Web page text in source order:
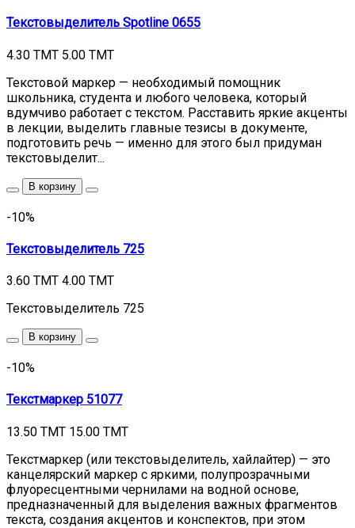
Текстовыделитель Spotline 0655
4.30 TMT 5.00 TMT
Текстовой маркер — необходимый помощник
школьника, студента и любого человека, который
вдумчиво работает с текстом. Расставить яркие акценты
в лекции, выделить главные тезисы в документе,
подготовить речь — именно для этого был придуман
текстовыделит...
В корзину
-10%
Текстовыделитель 725
3.60 TMT 4.00 TMT
Текстовыделитель 725
В корзину
-10%
Текстмаркер 51077
13.50 TMT 15.00 TMT
Текстмаркер (или текстовыделитель, хайлайтер) — это
канцелярский маркер с яркими, полупрозрачными
флуоресцентными чернилами на водной основе,
предназначенный для выделения важных фрагментов
текста, создания акцентов и конспектов, при этом